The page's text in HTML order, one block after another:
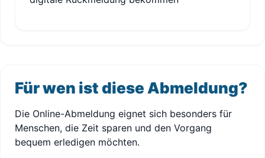
Für wen ist diese Abmeldung?
Die Online-Abmeldung eignet sich besonders für
Menschen, die Zeit sparen und den Vorgang
bequem erledigen möchten.